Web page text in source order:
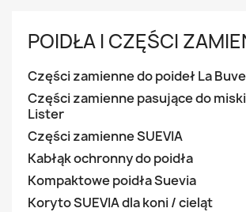
POIDŁA I CZĘŚCI
Części zamienne do poideł La
Części zamienne pasujące do
Lister
Części zamienne SUEVIA
Kabłąk ochronny do poidła
Kompaktowe poidła Suevia
Koryto SUEVIA dla koni / cieląt